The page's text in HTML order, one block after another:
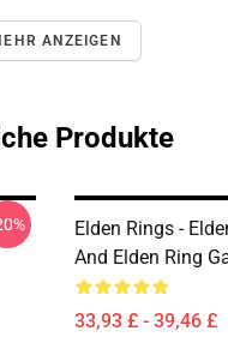
ANZEIGEN
Produkte
Elden Rings -
And Elden Ring
33,93 £ - 39,46 £